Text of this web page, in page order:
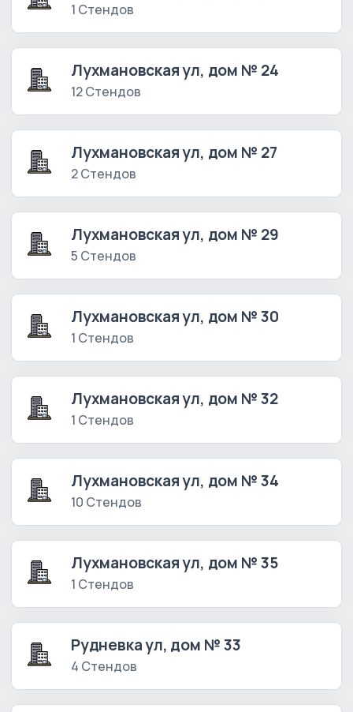
1 Стендов
Лухмановская ул, дом № 24
12 Стендов
Лухмановская ул, дом № 27
2 Стендов
Лухмановская ул, дом № 29
5 Стендов
Лухмановская ул, дом № 30
1 Стендов
Лухмановская ул, дом № 32
1 Стендов
Лухмановская ул, дом № 34
10 Стендов
Лухмановская ул, дом № 35
1 Стендов
Рудневка ул, дом № 33
4 Стендов